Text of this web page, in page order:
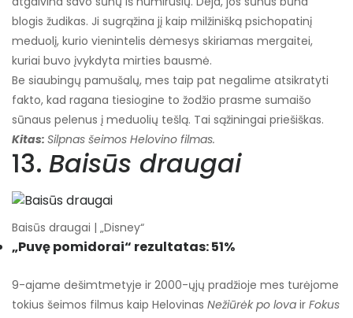
blogis žudikas. Ji sugrąžina jį kaip milžinišką psichopatinį
meduolį, kurio vienintelis dėmesys skiriamas mergaitei,
kuriai buvo įvykdyta mirties bausmė.
Be siaubingų pamušalų, mes taip pat negalime atsikratyti
fakto, kad ragana tiesiogine to žodžio prasme sumaišo
sūnaus pelenus į meduolių tešlą. Tai sąžiningai priešiškas.
Kitas: Silpnas šeimos Helovino filmas.
13. Baisūs draugai
Baisūs draugai | „Disney“
„Puvę pomidorai“ rezultatas: 51%
9-ajame dešimtmetyje ir 2000-ųjų pradžioje mes turėjome
tokius šeimos filmus kaip Helovinas Nežiūrėk po lova ir Fokus